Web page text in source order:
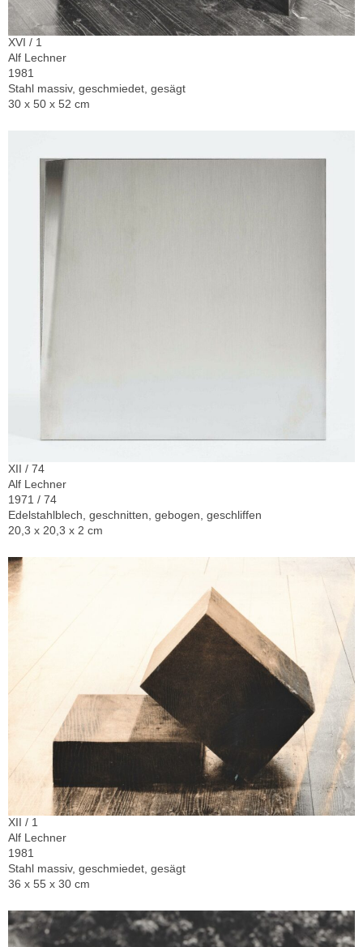
XVI / 1
Alf Lechner
1981
Stahl massiv, geschmiedet, gesägt
30 x 50 x 52 cm
XII / 74
Alf Lechner
1971 / 74
Edelstahlblech, geschnitten, gebogen, geschliffen
20,3 x 20,3 x 2 cm
XII / 1
Alf Lechner
1981
Stahl massiv, geschmiedet, gesägt
36 x 55 x 30 cm